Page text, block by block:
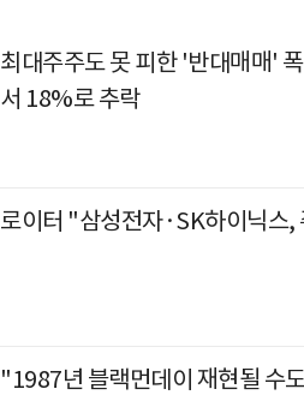
최대주주도 못 피한 '반대매매'
서 18%로 추락
로이터 "삼성전자·SK하이닉스,
"1987년 블랙먼데이 재현될